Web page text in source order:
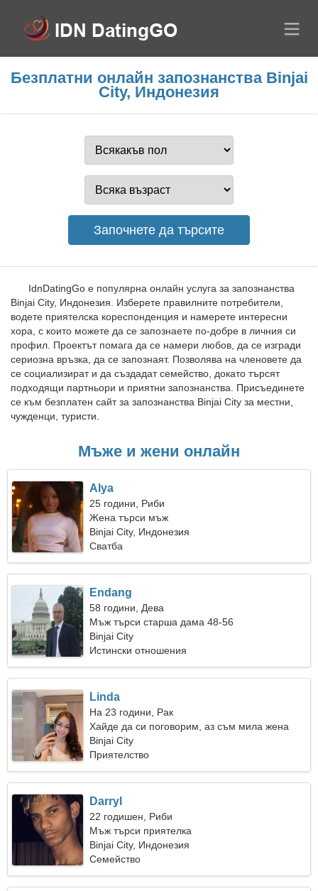
Безплатни онлайн запознанства Binjai
City, Индонезия
IdnDatingGo е популярна онлайн услуга за запознанства
Binjai City, Индонезия. Изберете правилните потребители,
водете приятелска кореспонденция и намерете интересни
хора, с които можете да се запознаете по-добре в личния си
профил. Проектът помага да се намери любов, да се изгради
сериозна връзка, да се запознаят. Позволява на членовете да
се социализират и да създадат семейство, докато търсят
подходящи партньори и приятни запознанства. Присъединете
се към безплатен сайт за запознанства Binjai City за местни,
чужденци, туристи.
Мъже и жени онлайн
Alya
25 години, Риби
Жена търси мъж
Binjai City, Индонезия
Сватба
Endang
58 години, Дева
Мъж търси старша дама 48-56
Binjai City
Истински отношения
Linda
На 23 години, Рак
Хайде да си поговорим, аз съм мила жена
Binjai City
Приятелство
Darryl
22 годишен, Риби
Мъж търси приятелка
Binjai City, Индонезия
Семейство